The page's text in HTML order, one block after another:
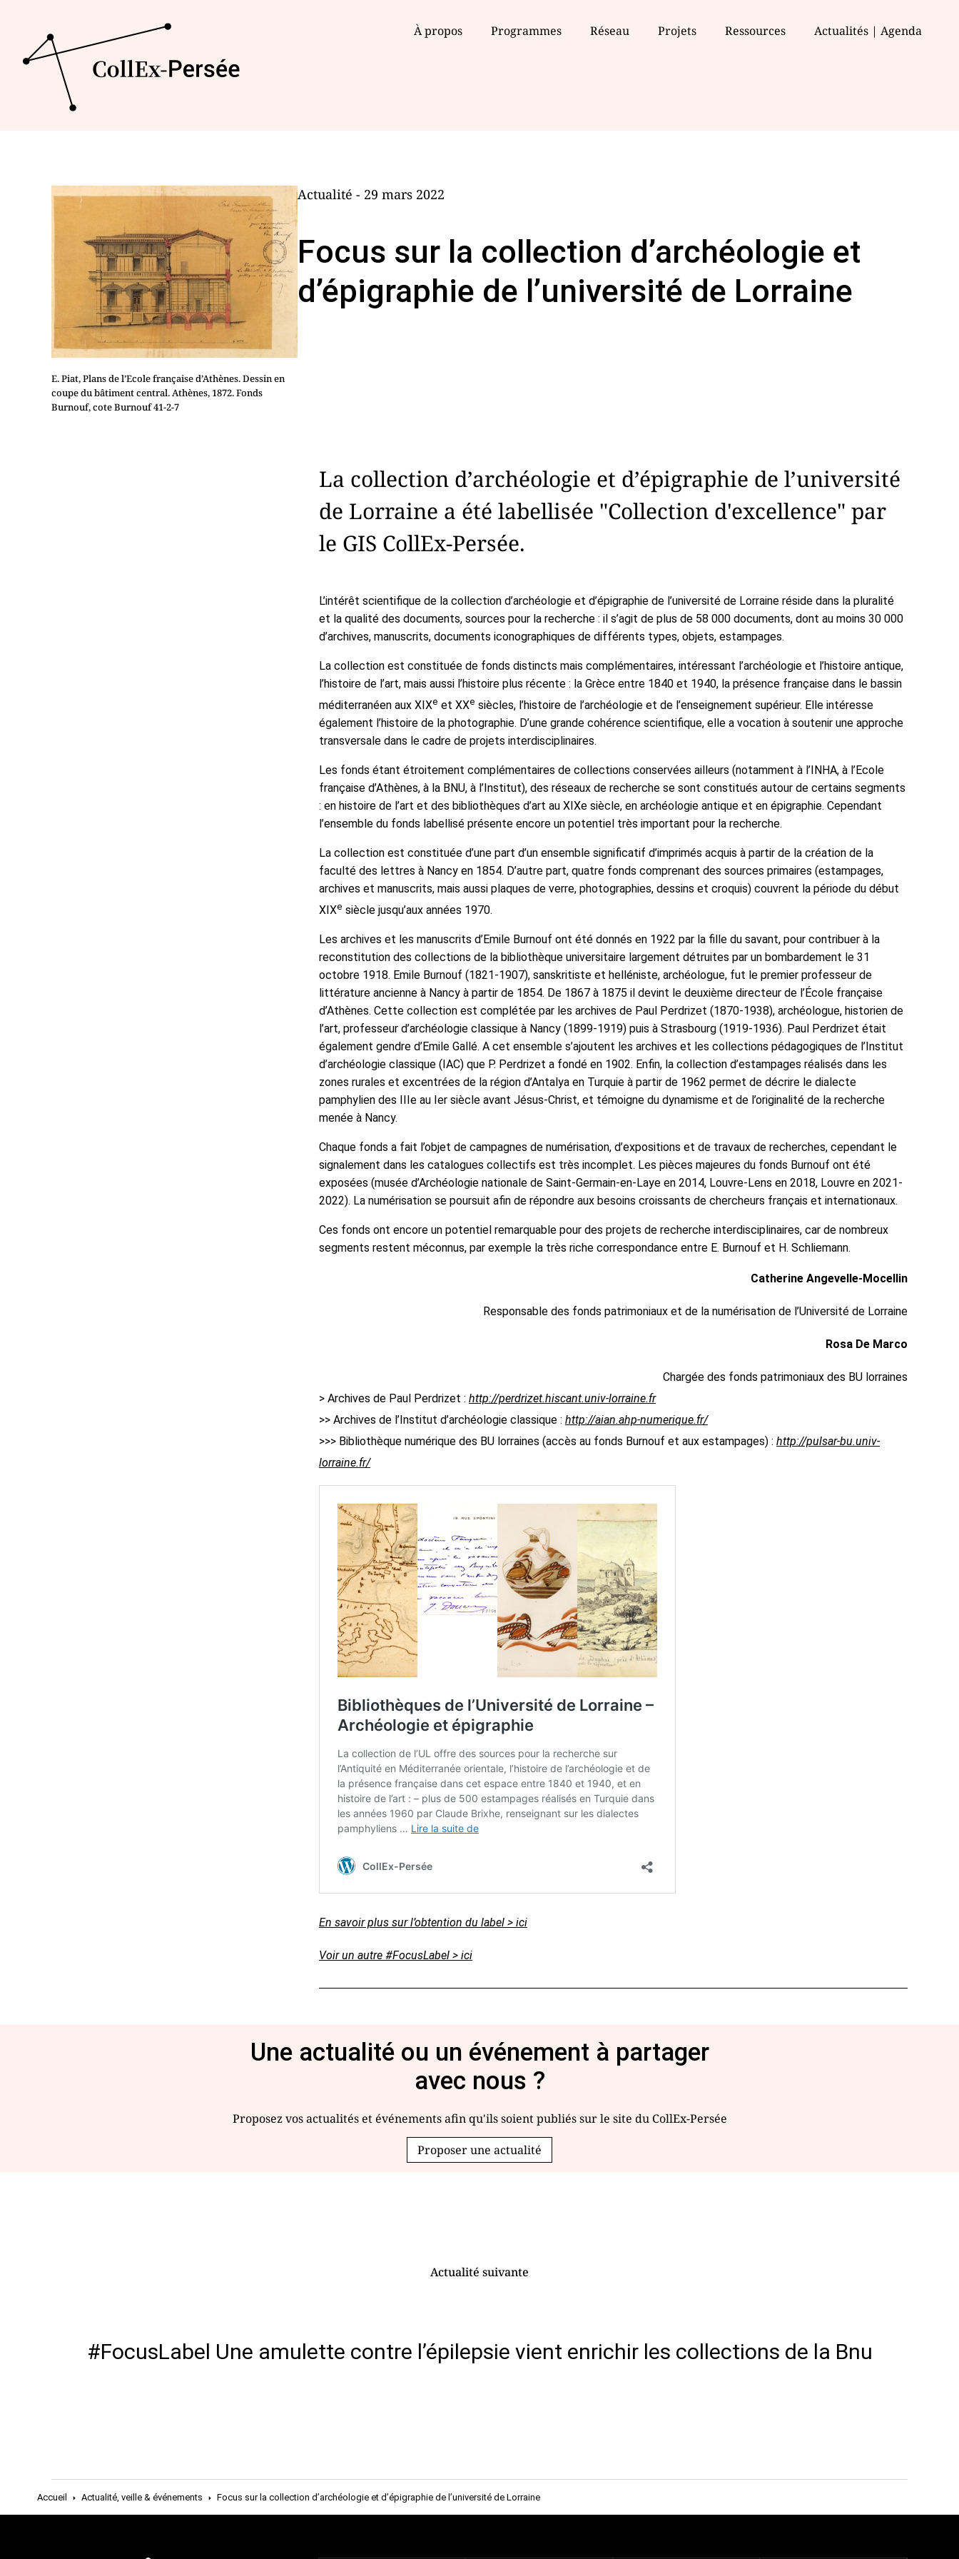
À propos Programmes Réseau Projets Ressources Actualités | Agenda
E. Piat, Plans de l’Ecole française d’Athènes. Dessin en
coupe du bâtiment central. Athènes, 1872. Fonds
Burnouf, cote Burnouf 41-2-7
Actualité - 29 mars 2022
Focus sur la collection d’archéologie et
d’épigraphie de l’université de Lorraine
La collection d’archéologie et d’épigraphie de l’université
de Lorraine a été labellisée "Collection d'excellence" par
le GIS CollEx-Persée.
L’intérêt scientifique de la collection d’archéologie et d’épigraphie de l’université de Lorraine réside dans la pluralité
et la qualité des documents, sources pour la recherche : il s’agit de plus de 58 000 documents, dont au moins 30 000
d’archives, manuscrits, documents iconographiques de différents types, objets, estampages.
La collection est constituée de fonds distincts mais complémentaires, intéressant l’archéologie et l’histoire antique,
l’histoire de l’art, mais aussi l’histoire plus récente : la Grèce entre 1840 et 1940, la présence française dans le bassin
méditerranéen aux XIXe et XXe siècles, l’histoire de l’archéologie et de l’enseignement supérieur. Elle intéresse
également l’histoire de la photographie. D’une grande cohérence scientifique, elle a vocation à soutenir une approche
transversale dans le cadre de projets interdisciplinaires.
Les fonds étant étroitement complémentaires de collections conservées ailleurs (notamment à l’INHA, à l’Ecole
française d’Athènes, à la BNU, à l’Institut), des réseaux de recherche se sont constitués autour de certains segments
: en histoire de l’art et des bibliothèques d’art au XIXe siècle, en archéologie antique et en épigraphie. Cependant
l’ensemble du fonds labellisé présente encore un potentiel très important pour la recherche.
La collection est constituée d’une part d’un ensemble significatif d’imprimés acquis à partir de la création de la
faculté des lettres à Nancy en 1854. D’autre part, quatre fonds comprenant des sources primaires (estampages,
archives et manuscrits, mais aussi plaques de verre, photographies, dessins et croquis) couvrent la période du début
XIXe siècle jusqu’aux années 1970.
Les archives et les manuscrits d’Emile Burnouf ont été donnés en 1922 par la fille du savant, pour contribuer à la
reconstitution des collections de la bibliothèque universitaire largement détruites par un bombardement le 31
octobre 1918. Emile Burnouf (1821-1907), sanskritiste et helléniste, archéologue, fut le premier professeur de
littérature ancienne à Nancy à partir de 1854. De 1867 à 1875 il devint le deuxième directeur de l’École française
d’Athènes. Cette collection est complétée par les archives de Paul Perdrizet (1870-1938), archéologue, historien de
l’art, professeur d’archéologie classique à Nancy (1899-1919) puis à Strasbourg (1919-1936). Paul Perdrizet était
également gendre d’Emile Gallé. A cet ensemble s’ajoutent les archives et les collections pédagogiques de l’Institut
d’archéologie classique (IAC) que P. Perdrizet a fondé en 1902. Enfin, la collection d’estampages réalisés dans les
zones rurales et excentrées de la région d’Antalya en Turquie à partir de 1962 permet de décrire le dialecte
pamphylien des IIIe au Ier siècle avant Jésus-Christ, et témoigne du dynamisme et de l’originalité de la recherche
menée à Nancy.
Chaque fonds a fait l’objet de campagnes de numérisation, d’expositions et de travaux de recherches, cependant le
signalement dans les catalogues collectifs est très incomplet. Les pièces majeures du fonds Burnouf ont été
exposées (musée d’Archéologie nationale de Saint-Germain-en-Laye en 2014, Louvre-Lens en 2018, Louvre en 2021-
2022). La numérisation se poursuit afin de répondre aux besoins croissants de chercheurs français et internationaux.
Ces fonds ont encore un potentiel remarquable pour des projets de recherche interdisciplinaires, car de nombreux
segments restent méconnus, par exemple la très riche correspondance entre E. Burnouf et H. Schliemann.
Catherine Angevelle-Mocellin
Responsable des fonds patrimoniaux et de la numérisation de l’Université de Lorraine
Rosa De Marco
Chargée des fonds patrimoniaux des BU lorraines
> Archives de Paul Perdrizet : http://perdrizet.hiscant.univ-lorraine.fr
>> Archives de l’Institut d’archéologie classique : http://aian.ahp-numerique.fr/
>>> Bibliothèque numérique des BU lorraines (accès au fonds Burnouf et aux estampages) : http://pulsar-bu.univ-
lorraine.fr/
En savoir plus sur l’obtention du label > ici
Voir un autre #FocusLabel > ici
Une actualité ou un événement à partager
avec nous ?
Proposez vos actualités et événements afin qu'ils soient publiés sur le site du CollEx-Persée
Proposer une actualité
Actualité suivante
#FocusLabel Une amulette contre l’épilepsie vient enrichir les collections de la Bnu
Accueil Actualité, veille & événements Focus sur la collection d’archéologie et d’épigraphie de l’université de Lorraine